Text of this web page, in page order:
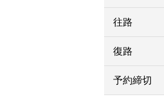
往路
復路
予約締切